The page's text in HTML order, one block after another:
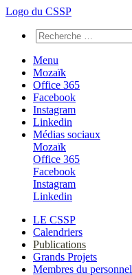
Logo du CSSP
Menu
Mozaïk
Office 365
Facebook
Instagram
Linkedin
Médias sociaux
Mozaïk
Office 365
Facebook
Instagram
Linkedin
LE CSSP
Calendriers
Publications
Grands Projets
Membres du personnel